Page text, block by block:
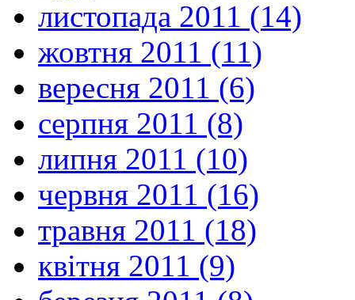
листопада 2011 (14)
жовтня 2011 (11)
вересня 2011 (6)
серпня 2011 (8)
липня 2011 (10)
червня 2011 (16)
травня 2011 (18)
квітня 2011 (9)